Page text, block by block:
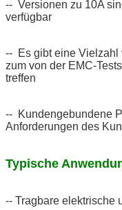
-- Versionen zu 10A
verfügbar
-- Es gibt eine Vielzahl
zum von der EMC-
treffen
-- Kundengebundene
Anforderungen des
Typische
-- Tragbare elektrische